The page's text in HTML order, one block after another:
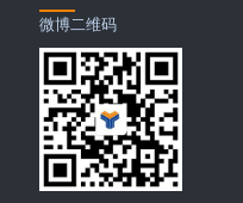
微博二维码